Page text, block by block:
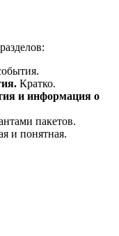
Кратко.
и информация о
пакетов.
и понятная.